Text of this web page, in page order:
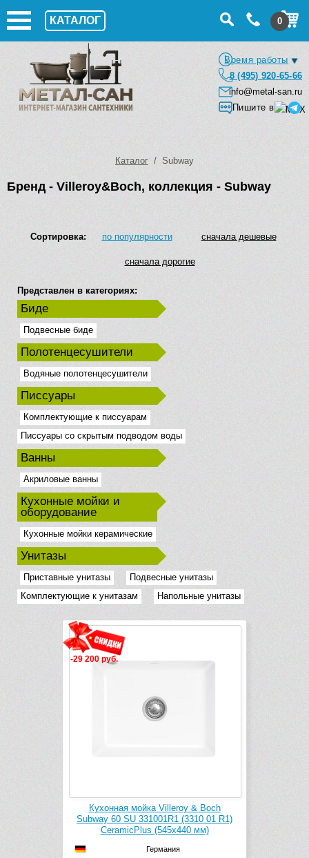
КАТАЛОГ 0
Время работы
8 (495) 920-65-66
info@metal-san.ru
Пишите в
Каталог / Subway
Бренд - Villeroy&Boch, коллекция - Subway
Сортировка: по популярности сначала дешевые
сначала дорогие
Представлен в категориях:
Биде
Подвесные биде
Полотенцесушители
Водяные полотенцесушители
Писсуары
Комплектующие к писсуарам
Писсуары со скрытым подводом воды
Ванны
Акриловые ванны
Кухонные мойки и
оборудование
Кухонные мойки керамические
Унитазы
Приставные унитазы
Подвесные унитазы
Комплектующие к унитазам
Напольные унитазы
-29 200 руб.
Кухонная мойка Villeroy & Boch
Subway 60 SU 331001R1 (3310 01 R1)
CeramicPlus (545х440 мм)
Германия